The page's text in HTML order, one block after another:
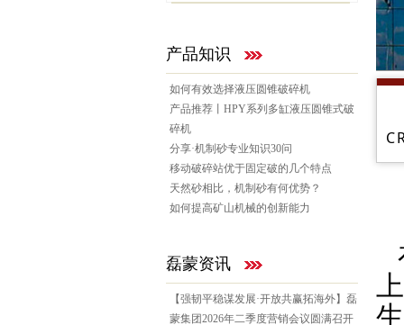
产品知识
如何有效选择液压圆锥破碎机
产品推荐丨HPY系列多缸液压圆锥式破
碎机
分享·机制砂专业知识30问
移动破碎站优于固定破的几个特点
天然砂相比，机制砂有何优势？
如何提高矿山机械的创新能力
磊蒙资讯
【强韧平稳谋发展·开放共赢拓海外】磊
蒙集团2026年二季度营销会议圆满召开